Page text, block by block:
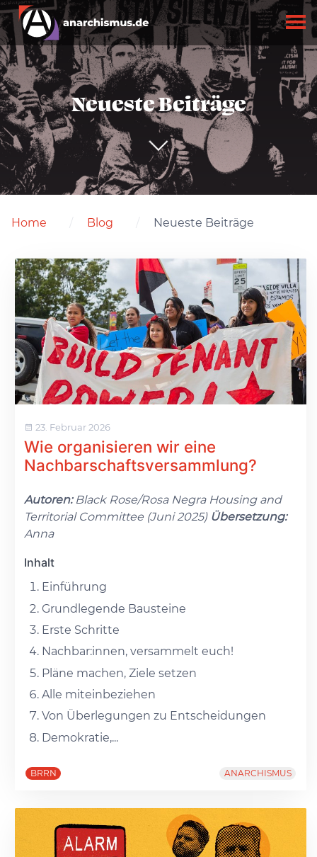
Neueste Beiträge
Home Blog Neueste Beiträge
23. Februar 2026
Wie organisieren wir eine
Nachbarschaftsversammlung?
Autoren:Black Rose/Rosa Negra Housing and
Territorial Committee (Juni 2025) Übersetzung:
Anna
Inhalt
Einführung
Grundlegende Bausteine
Erste Schritte
Nachbar:innen, versammelt euch!
Pläne machen, Ziele setzen
Alle miteinbeziehen
Von Überlegungen zu Entscheidungen
Demokratie,...
BRRN ANARCHISMUS